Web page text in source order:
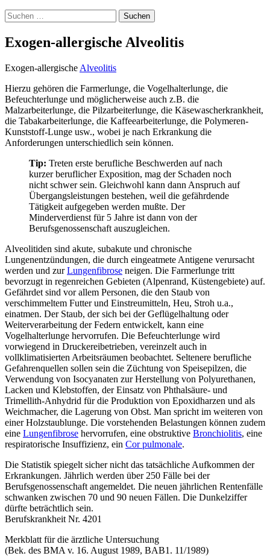
Suchen
nach:
Exogen-allergische Alveolitis
Exogen-allergische Alveolitis
Hierzu gehören die Farmerlunge, die Vogelhalterlunge, die
Befeuchterlunge und möglicherweise auch z.B. die
Malzarbeiterlunge, die Pilzarbeiterlunge, die Käsewascherkrankheit,
die Tabakarbeiterlunge, die Kaffeearbeiterlunge, die Polymeren-
Kunststoff-Lunge usw., wobei je nach Erkrankung die
Anforderungen unterschiedlich sein können.
Tip: Treten erste berufliche Beschwerden auf nach
kurzer beruflicher Exposition, mag der Schaden noch
nicht schwer sein. Gleichwohl kann dann Anspruch auf
Übergangsleistungen bestehen, weil die gefährdende
Tätigkeit aufgegeben werden mußte. Der
Minderverdienst für 5 Jahre ist dann von der
Berufsgenossenschaft auszugleichen.
Alveolitiden sind akute, subakute und chronische
Lungenentzündungen, die durch eingeatmete Antigene verursacht
werden und zurLungenfibrose neigen. Die Farmerlunge tritt
bevorzugt in regenreichen Gebieten (Alpenrand, Küstengebiete) auf.
Gefährdet sind vor allem Personen, die den Staub von
verschimmeltem Futter und Einstreumitteln, Heu, Stroh u.a.,
einatmen. Der Staub, der sich bei der Geflügelhaltung oder
Weiterverarbeitung der Federn entwickelt, kann eine
Vogelhalterlunge hervorrufen. Die Befeuchterlunge wird
vorwiegend in Druckereibetrieben, vereinzelt auch in
vollklimatisierten Arbeitsräumen beobachtet. Seltenere berufliche
Gefahrenquellen sollen sein die Züchtung von Speisepilzen, die
Verwendung von Isocyanaten zur Herstellung von Polyurethanen,
Lacken und Klebstoffen, der Einsatz von Phthalsäure- und
Trimellith-Anhydrid für die Produktion von Epoxidharzen und als
Weichmacher, die Lagerung von Obst. Man spricht im weiteren von
einer Holzstaublunge. Die vorstehenden Belastungen können zudem
eine Lungenfibrose hervorrufen, eine obstruktive Bronchiolitis, eine
respiratorische Insuffizienz, ein Cor pulmonale.
Die Statistik spiegelt sicher nicht das tatsächliche Aufkommen der
Erkrankungen. Jährlich werden über 250 Fälle bei der
Berufsgenossenschaft angemeldet. Die neuen jährlichen Rentenfälle
schwanken zwischen 70 und 90 neuen Fällen. Die Dunkelziffer
dürfte beträchtlich sein.
Berufskrankheit Nr. 4201
Merkblatt für die ärztliche Untersuchung
(Bek. des BMA v. 16. August 1989, BAB1. 11/1989)